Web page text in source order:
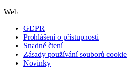
Web
GDPR
Prohlášení o přístupnosti
Snadné čtení
Zásady používání souborů cookie
Novinky